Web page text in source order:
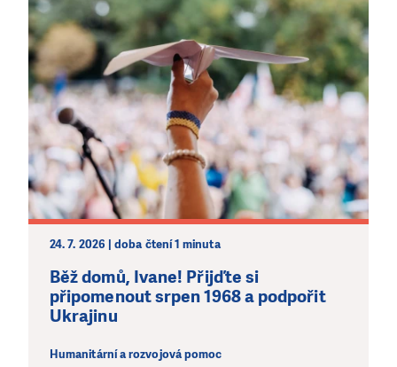
24. 7. 2026 | doba čtení 1 minuta
Běž domů, Ivane! Přijďte si
připomenout srpen 1968 a podpořit
Ukrajinu
Humanitární a rozvojová pomoc